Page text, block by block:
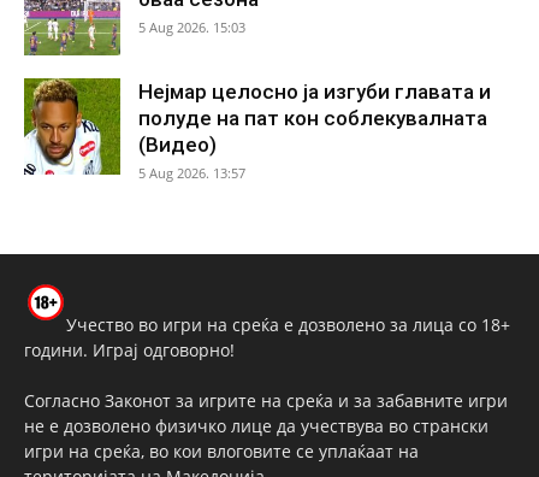
5 Aug 2026. 15:03
Нејмар целосно ја изгуби главата и
полуде на пат кон соблекувалната
(Видео)
5 Aug 2026. 13:57
Учество во игри на среќа е дозволено за лица со 18+
години. Играј одговорно!
Согласно Законот за игрите на среќа и за забавните игри
не е дозволено физичко лице да учествува во странски
игри на среќа, во кои влоговите се уплаќаат на